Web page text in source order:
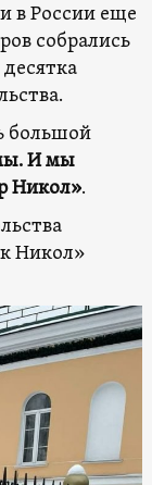
в России еще
собрались
большой
И мы
Никол».
Никол»